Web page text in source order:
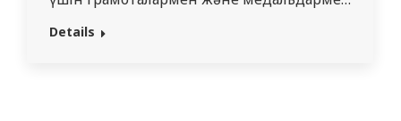
Тәрбие жұмысына жауапты
Details